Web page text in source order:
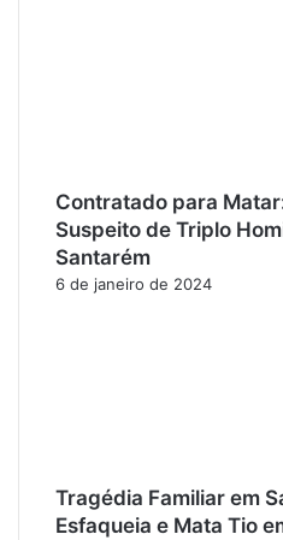
Contratado para
Suspeito de Triplo
Santarém
6 de janeiro de 2024
Tragédia Familiar em
Esfaqueia e Mata Tio